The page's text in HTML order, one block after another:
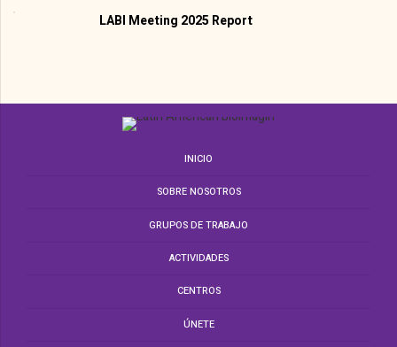
LABI Meeting 2025 Report
INICIO
SOBRE NOSOTROS
GRUPOS DE TRABAJO
ACTIVIDADES
CENTROS
ÚNETE